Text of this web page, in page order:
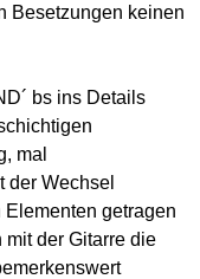
Besetzungen keinen
bs ins Details
mal
Wechsel
getragen
der Gitarre die